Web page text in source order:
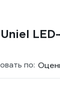
по: